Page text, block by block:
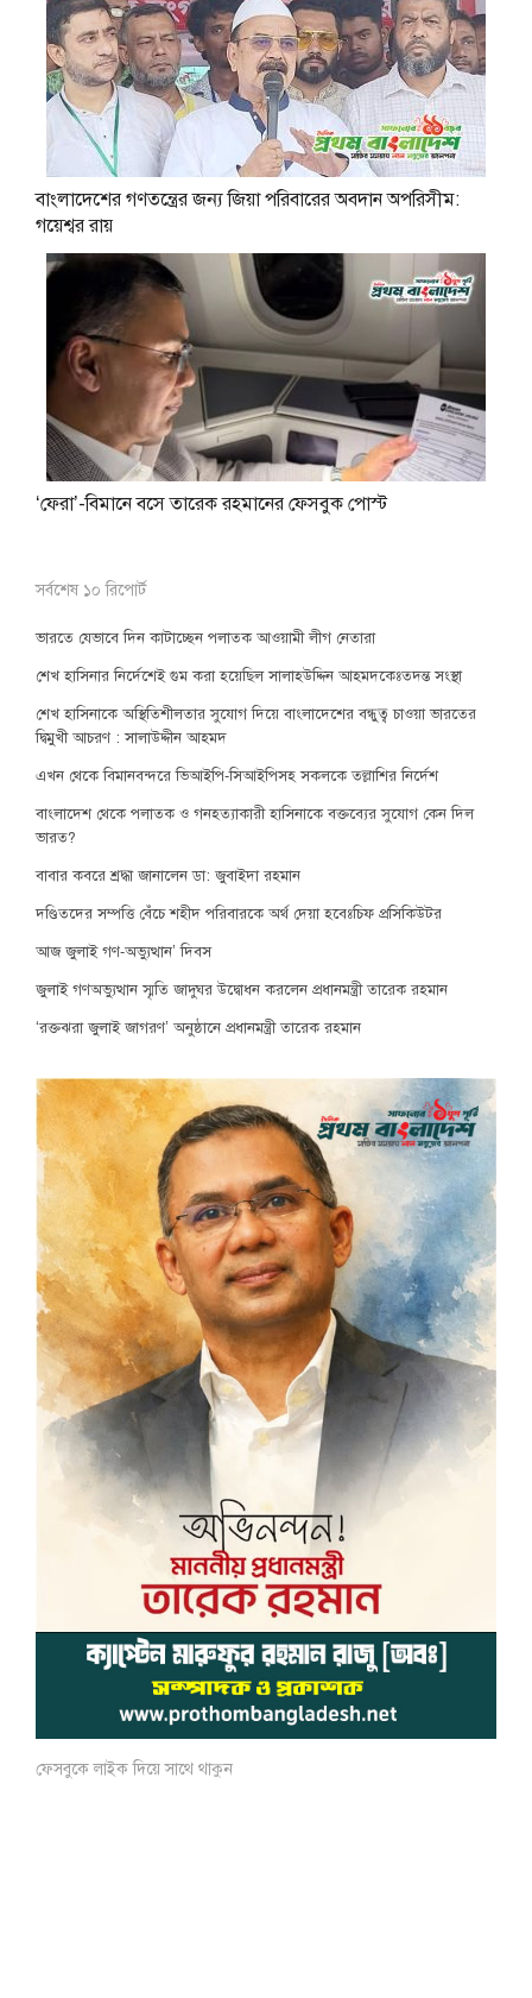
বাংলাদেশের গণতন্ত্রের জন্য জিয়া পরিবারের অবদান অপরিসীম:
গয়েশ্বর রায়
‘ফেরা’-বিমানে বসে তারেক রহমানের ফেসবুক পোস্ট
সর্বশেষ ১০ রিপোর্ট
ভারতে যেভাবে দিন কাটাচ্ছেন পলাতক আওয়ামী লীগ নেতারা
শেখ হাসিনার নির্দেশেই গুম করা হয়েছিল সালাহউদ্দিন আহমদকেঃতদন্ত সংস্থা
শেখ হাসিনাকে অস্থিতিশীলতার সুযোগ দিয়ে বাংলাদেশের বন্ধুত্ব চাওয়া ভারতের
দ্বিমুখী আচরণ : সালাউদ্দীন আহমদ
এখন থেকে বিমানবন্দরে ভিআইপি-সিআইপিসহ সকলকে তল্লাশির নির্দেশ
বাংলাদেশ থেকে পলাতক ও গনহত্যাকারী হাসিনাকে বক্তব্যের সুযোগ কেন দিল
ভারত?
বাবার কবরে শ্রদ্ধা জানালেন ডা: জুবাইদা রহমান
দণ্ডিতদের সম্পত্তি বেঁচে শহীদ পরিবারকে অর্থ দেয়া হবেঃচিফ প্রসিকিউটর
আজ জুলাই গণ-অভ্যুত্থান’ দিবস
জুলাই গণঅভ্যুত্থান স্মৃতি জাদুঘর উদ্বোধন করলেন প্রধানমন্ত্রী তারেক রহমান
‘রক্তঝরা জুলাই জাগরণ’ অনুষ্ঠানে প্রধানমন্ত্রী তারেক রহমান
ফেসবুকে লাইক দিয়ে সাথে থাকুন